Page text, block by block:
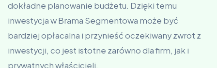
dokładne planowanie budżetu. Dzięki temu
inwestycja w Brama Segmentowa może być
bardziej opłacalna i przynieść oczekiwany zwrot z
inwestycji, co jest istotne zarówno dla firm, jak i
prywatnych właścicieli.